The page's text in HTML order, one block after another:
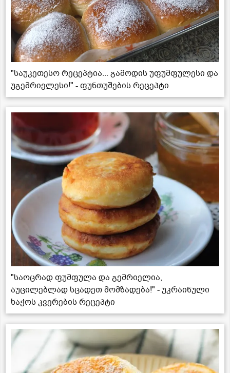
"საუკეთესო რეცეპტია... გამოდის უფუმფულესი და
უგემრიელესი!" - ფუნთუშების რეცეპტი
"საოცრად ფუმფულა და გემრიელია,
აუცილებლად სცადეთ მომზადება!" - უკრაინული
ხაჭოს კვერების რეცეპტი